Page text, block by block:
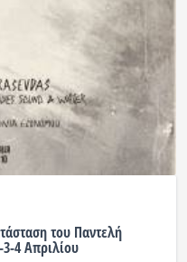
του Παντελή
4 Απριλίου